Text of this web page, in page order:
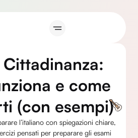
Cittadinanza:
e come
(con esempi)
l’italiano con spiegazioni chiare,
pensati per preparare gli esami